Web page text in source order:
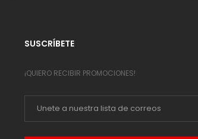
SUSCRÍBETE
¡QUIERO RECIBIR PROMOCIONES!